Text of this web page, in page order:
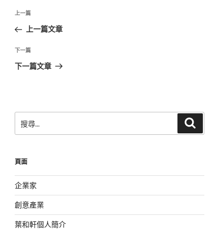
文
導
覽
上
一
文
章
上一篇
上一篇文章
下
一
下一篇
下一篇文章
尋
字:
頁面
企業家
創意產業
葉和軒個人簡介